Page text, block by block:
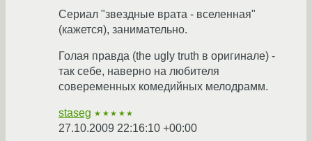
Сериал "звездные врата - вселенная"
(кажется), занимательно.
Голая правда (the ugly truth в оригинале) -
так себе, наверно на любителя
совеременных комедийных мелодрамм.
staseg ★★★★★
27.10.2009 22:16:10 +00:00